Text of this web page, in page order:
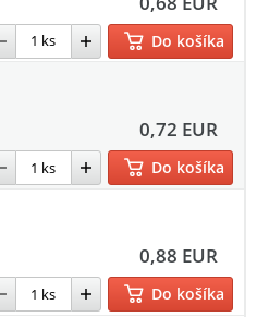
Do košíka
0,72 EUR
Do košíka
0,88 EUR
Do košíka